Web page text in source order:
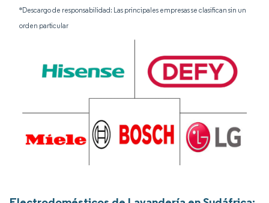
*Descargo de responsabilidad: Las principales empresas se clasifican sin un
orden particular